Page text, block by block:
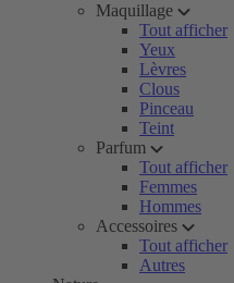
Maquillage
Tout afficher
Yeux
Lèvres
Clous
Pinceau
Teint
Parfum
Tout afficher
Femmes
Hommes
Accessoires
Tout afficher
Autres